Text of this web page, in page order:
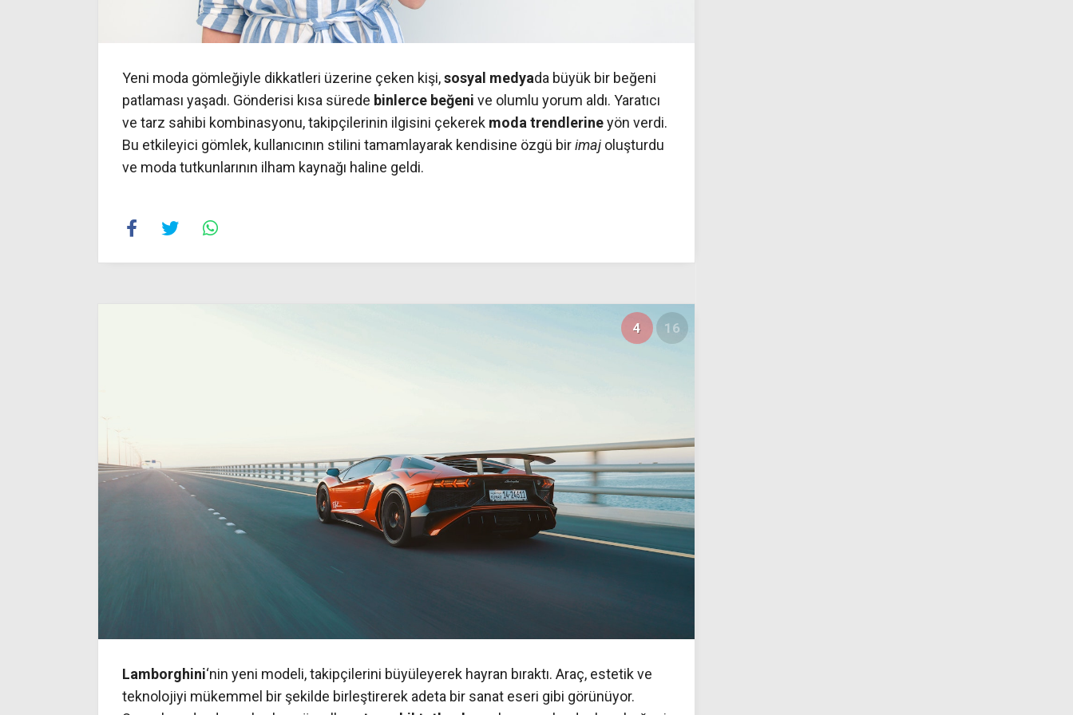
Yeni moda gömleğiyle dikkatleri üzerine çeken kişi,sosyal medyada büyük bir beğeni
patlaması yaşadı. Gönderisi kısa sürede binlerce beğeni ve olumlu yorum aldı. Yaratıcı
ve tarz sahibi kombinasyonu, takipçilerinin ilgisini çekerek moda trendlerineyön verdi.
Bu etkileyici gömlek, kullanıcının stilini tamamlayarak kendisine özgü birimaj oluşturdu
ve moda tutkunlarının ilham kaynağı haline geldi.
4 16
Lamborghini‘nin yeni modeli, takipçilerini büyüleyerek hayran bıraktı. Araç, estetik ve
teknolojiyi mükemmel bir şekilde birleştirerek adeta bir sanat eseri gibi görünüyor.